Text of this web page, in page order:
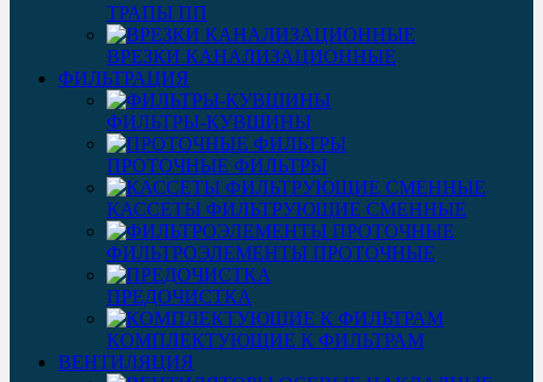
ТРАПЫ ПП
ВРЕЗКИ КАНАЛИЗАЦИОННЫЕ
ФИЛЬТРАЦИЯ
ФИЛЬТРЫ-КУВШИНЫ
ПРОТОЧНЫЕ ФИЛЬТРЫ
КАССЕТЫ ФИЛЬТРУЮЩИЕ СМЕННЫЕ
ФИЛЬТРОЭЛЕМЕНТЫ ПРОТОЧНЫЕ
ПРЕДОЧИСТКА
КОМПЛЕКТУЮЩИЕ К ФИЛЬТРАМ
ВЕНТИЛЯЦИЯ